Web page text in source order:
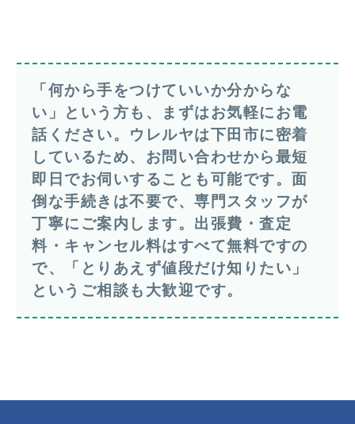
「何から手をつけていいか分からな
い」という方も、まずはお気軽にお電
話ください。ウレルヤは下田市に密着
しているため、お問い合わせから最短
即日でお伺いすることも可能です。面
倒な手続きは不要で、専門スタッフが
丁寧にご案内します。出張費・査定
料・キャンセル料はすべて無料ですの
で、「とりあえず値段だけ知りたい」
というご相談も大歓迎です。